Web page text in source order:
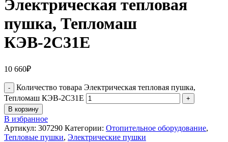
Электрическая тепловая
пушка, Тепломаш
КЭВ-2С31Е
10 660₽
Количество товара Электрическая тепловая пушка,
Тепломаш КЭВ-2С31Е
В корзину
В избранное
Артикул: 307290 Категории: Отопительное оборудование,
Тепловые пушки, Электрические пушки